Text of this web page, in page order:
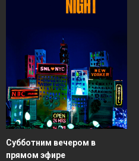
Субботним вечером в
прямом эфире